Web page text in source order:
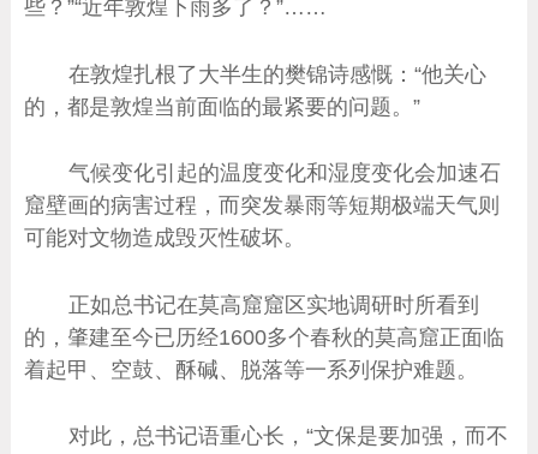
些？”“近年敦煌下雨多了？”……
在敦煌扎根了大半生的樊锦诗感慨：“他关心
的，都是敦煌当前面临的最紧要的问题。”
气候变化引起的温度变化和湿度变化会加速石
窟壁画的病害过程，而突发暴雨等短期极端天气则
可能对文物造成毁灭性破坏。
正如总书记在莫高窟窟区实地调研时所看到
的，肇建至今已历经1600多个春秋的莫高窟正面临
着起甲、空鼓、酥碱、脱落等一系列保护难题。
对此，总书记语重心长，“文保是要加强，而不